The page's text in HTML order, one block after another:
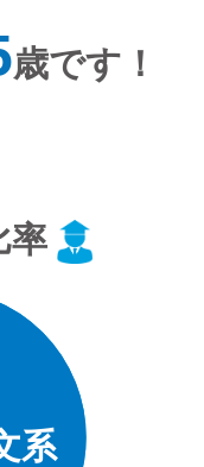
歳です！
率
系